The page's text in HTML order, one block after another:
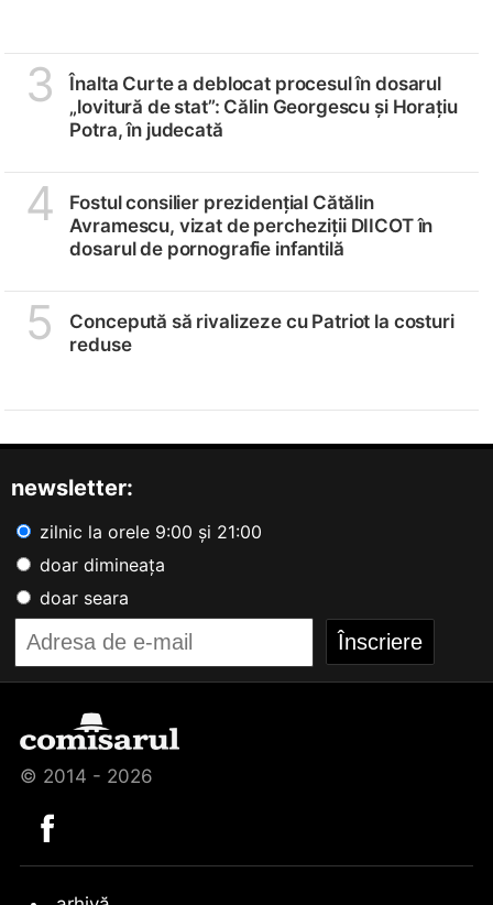
3
Înalta Curte a deblocat procesul în dosarul
„lovitură de stat”: Călin Georgescu și Horațiu
Potra, în judecată
4
Fostul consilier prezidențial Cătălin
Avramescu, vizat de percheziții DIICOT în
dosarul de pornografie infantilă
5
Concepută să rivalizeze cu Patriot la costuri
reduse
newsletter:
zilnic la orele 9:00 și 21:00
doar dimineața
doar seara
© 2014 - 2026